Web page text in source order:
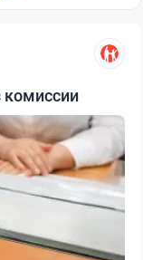
комиссии